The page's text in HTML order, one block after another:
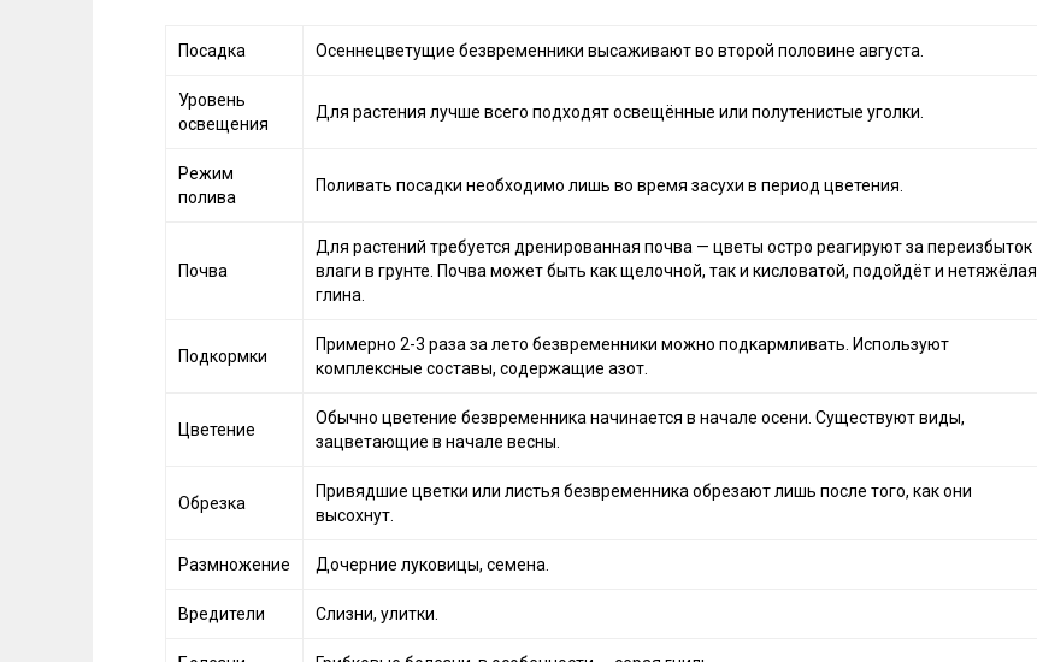
Посадка Осеннецветущие безвременники высаживают во второй половине августа.
Уровень
освещения
Для растения лучше всего подходят освещённые или полутенистые уголки.
Режим
полива
Поливать посадки необходимо лишь во время засухи в период цветения.
Почва
Для растений требуется дренированная почва — цветы остро реагируют за переизбыток
влаги в грунте. Почва может быть как щелочной, так и кисловатой, подойдёт и нетяжёлая
глина.
Подкормки
Примерно 2-3 раза за лето безвременники можно подкармливать. Используют
комплексные составы, содержащие азот.
Цветение
Обычно цветение безвременника начинается в начале осени. Существуют виды,
зацветающие в начале весны.
Обрезка
Привядшие цветки или листья безвременника обрезают лишь после того, как они
высохнут.
Размножение Дочерние луковицы, семена.
Вредители Слизни, улитки.